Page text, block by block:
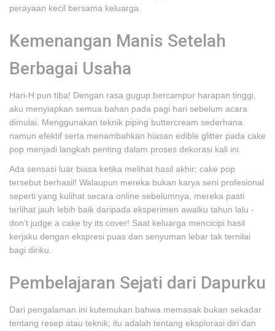
perayaan kecil bersama keluarga.
Kemenangan Manis Setelah
Berbagai Usaha
Hari-H pun tiba! Dengan rasa gugup bercampur harapan tinggi,
aku menyiapkan semua bahan pada pagi hari sebelum acara
dimulai. Menggunakan teknik piping buttercream sederhana
namun efektif serta menambahkan hiasan edible glitter pada cake
pop menjadi langkah penting dalam proses dekorasi kali ini.
Ada sensasi luar biasa ketika melihat hasil akhir; cake pop
tersebut berhasil! Walaupun mereka bukan karya seni profesional
seperti yang kulihat secara online sebelumnya, mereka pasti
terlihat jauh lebih baik daripada eksperimen awalku tahun lalu -
don’t judge a cake by its cover! Saat keluarga mencicipi hasil
kerjaku dengan ekspresi puas dan senyuman lebar tak ternilai
bagi diriku.
Pembelajaran Sejati dari Dapurku
Dari pengalaman ini kutemukan bahwa memasak bukan sekadar
tentang resep atau teknik; itu adalah tentang eksplorasi diri dan